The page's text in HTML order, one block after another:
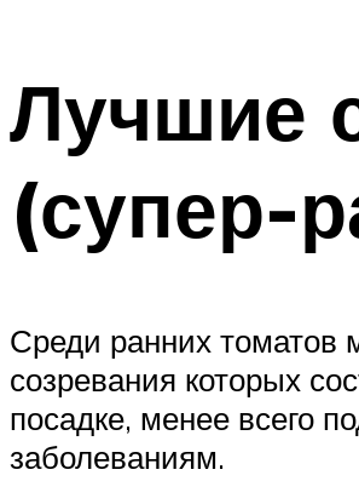
Лучшие
(супер-
Среди ранних томатов
созревания которых
посадке, менее всего
заболеваниям.